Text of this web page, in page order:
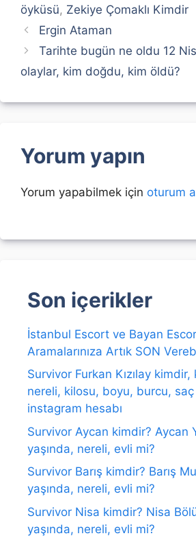
öyküsü, Zekiye Çomaklı Kimdir
Ergin Ataman
Tarihte bugün ne oldu 12
olaylar, kim doğdu, kim öldü?
Yorum yapın
Yorum yapabilmek için oturum
Son içerikler
İstanbul Escort ve Bayan
Aramalarınıza Artık SON
Survivor Furkan Kızılay kimdir,
nereli, kilosu, boyu, burcu,
instagram hesabı
Survivor Aycan kimdir? Aycan
yaşında, nereli, evli mi?
Survivor Barış kimdir? Barış
yaşında, nereli, evli mi?
Survivor Nisa kimdir? Nisa
yaşında, nereli, evli mi?